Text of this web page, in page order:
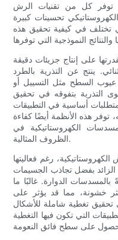
توفر كل من تقنيات الرش
تحسينات كبيرة
تختلف في كيفية تحقيق هذه
على إنتاج جزيئات دقيقة
ينتج عن التذرية بالطرد
عيوب السطح مثل التسييل أو
التذرية بتفوقه في تحقيق
أساسية في التطبيقات
توفر هذه الأنظمة أيضًا كفاءة
الكهروستاتيكية في
الظروف المثالية.
رغم فعاليتها
بفضل تجاذب الجسيمات
بالمسدسات الدوارة. غالبًا ما
خشونة، مما قد يؤثر على
تغطية شاملة للأشكال
التي تكون فيها التغطية